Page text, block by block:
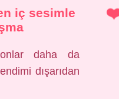
iç sesimle
daha da
dışarıdan